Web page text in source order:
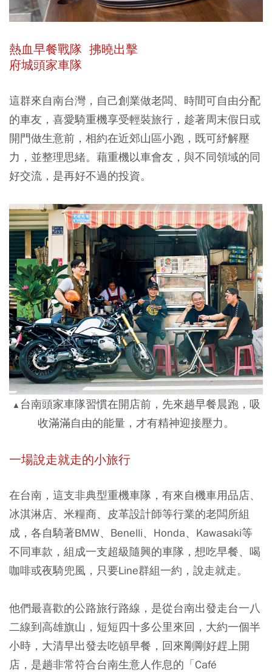
熱血早餐戰隊 拂曉出擊
府城頭家車隊
這群來自南台灣，自己創業做老闆、時間可自由分配
的車友，喜愛騎重機享受輕裝旅行，趁著周末假日或
開門做生意前，相約在近郊山區小跑，既可紓解壓
力，並整理思緒。藉重機以車會友，與不同領域的同
好交流，是再好不過的投資。
▲ 台南頭家車隊習慣在開店前，先來趟早餐晨跑，吸
收滿滿自由的能量，才有精神迎接壓力。
一場說走就走的小旅行
在台南，這支非典型重機車隊，有來自機車用品店、
冰淇淋店、米糧商、皮革設計師等行業的老闆所組
成，各自騎著BMW、Benelli、Honda、Kawasaki等
不同車款，組成一支超級隨興的車隊，想吃早餐、喝
咖啡或夜騎兜風，只要Line群組一約，說走就走。
他們最喜歡的公路旅行路線，是從台南出發走台一八
二線到高雄旗山，短短四十多公里來回，大約一個半
小時，大清早出發去吃頓早餐，回來剛剛好趕上開
店，是趟非常符合台南生意人作息的「Café